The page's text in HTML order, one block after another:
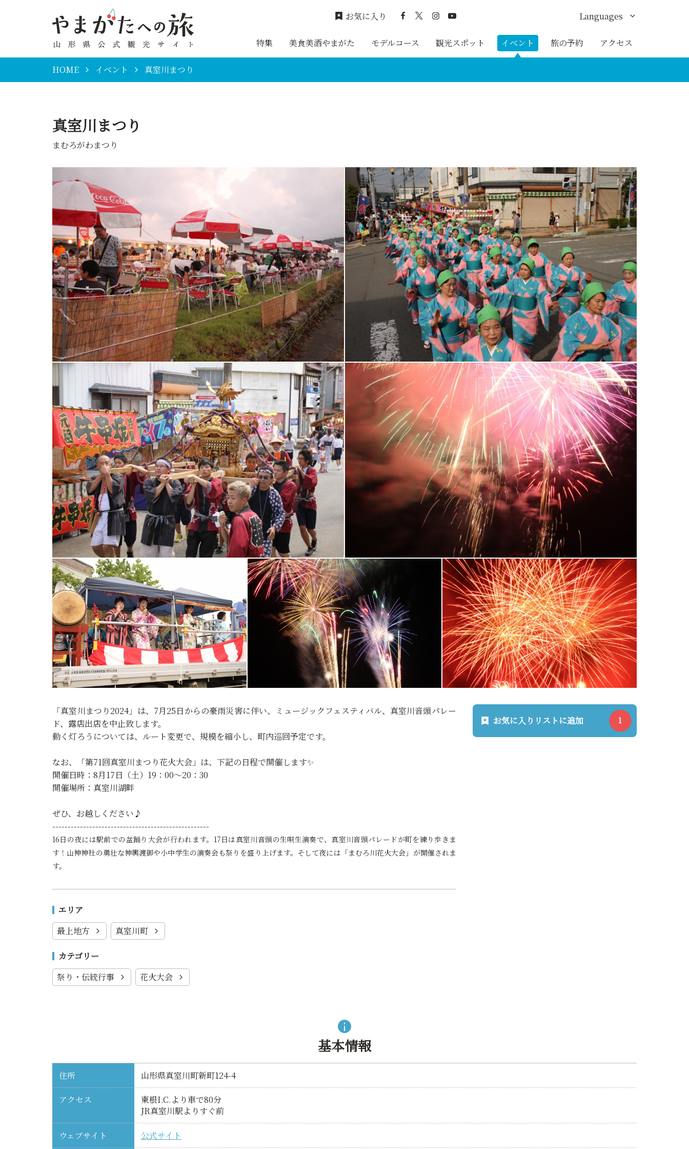
特集 美食美酒やまがた モデルコース 観光スポット イベント 旅の予約 アクセス
お気に入り Languages
English
HOME イベント 真室川まつり
真室川まつり
まむろがわまつり
「真室川まつり2024」は、7月25日からの豪雨災害に伴い、ミュージックフェスティバル、真室川音頭パレー
ド、露店出店を中止致します。
動く灯ろうについては、ルート変更で、規模を縮小し、町内巡回予定です。
なお、「第71回真室川まつり花火大会」は、下記の日程で開催します✨
開催日時：8月17日（土）19：00～20：30
開催場所：真室川湖畔
ぜひ、お越しください♪
---------------------------------------------------
16日の夜には駅前での盆踊り大会が行われます。17日は真室川音頭の生唄生演奏で、真室川音頭パレードが町を練り歩きま
す！山神神社の勇壮な神輿渡御や小中学生の演奏会も祭りを盛り上げます。そして夜には「まむろ川花火大会」が開催されま
す。
エリア
最上地方
真室川町
カテゴリー
祭り・伝統行事
花火大会
お気に入りリストに追加
基本情報
住所 山形県真室川町新町124-4
アクセス
東根I.C.より車で80分
JR真室川駅よりすぐ前
ウェブサイト 公式サイト